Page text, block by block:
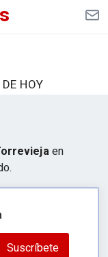
HOY
en
Suscríbete